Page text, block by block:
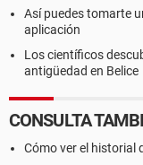
Así puedes tomarte
aplicación
Los científicos
antigüedad en Belice
CONSULTA
Cómo ver el historial